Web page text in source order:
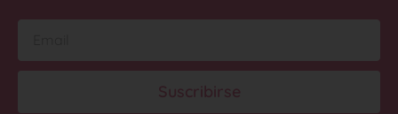
Suscribirse